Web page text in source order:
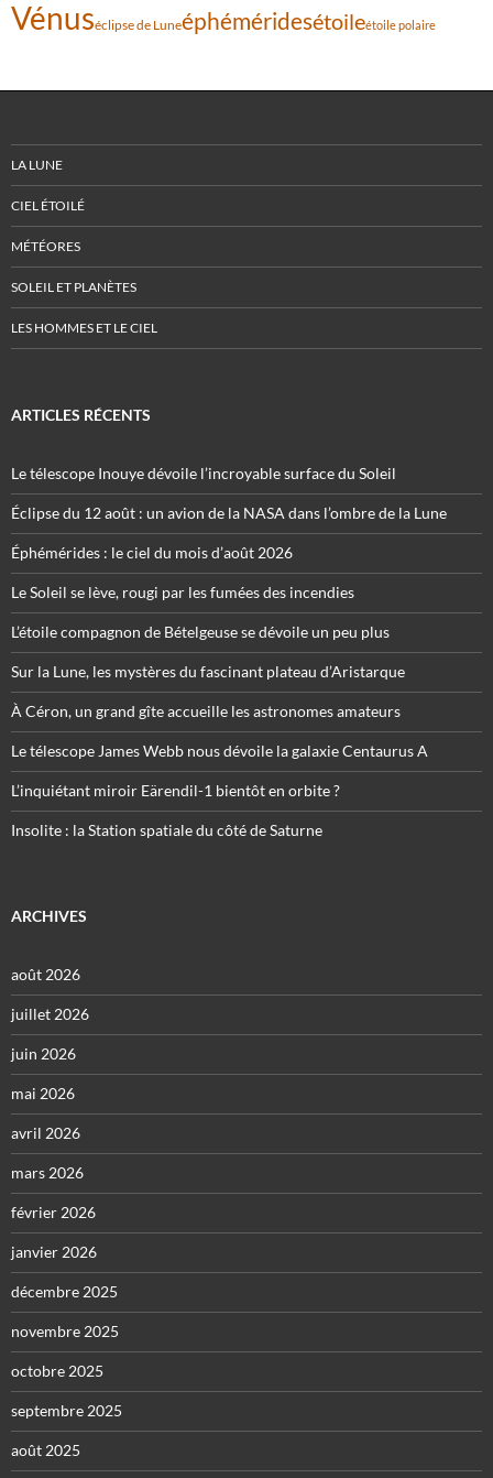
Vénuséclipse de Luneéphéméridesétoileétoile polaire
LA LUNE
CIEL ÉTOILÉ
MÉTÉORES
SOLEIL ET PLANÈTES
LES HOMMES ET LE CIEL
ARTICLES RÉCENTS
Le télescope Inouye dévoile l’incroyable surface du Soleil
Éclipse du 12 août : un avion de la NASA dans l’ombre de la Lune
Éphémérides : le ciel du mois d’août 2026
Le Soleil se lève, rougi par les fumées des incendies
L’étoile compagnon de Bételgeuse se dévoile un peu plus
Sur la Lune, les mystères du fascinant plateau d’Aristarque
À Céron, un grand gîte accueille les astronomes amateurs
Le télescope James Webb nous dévoile la galaxie Centaurus A
L’inquiétant miroir Eärendil-1 bientôt en orbite ?
Insolite : la Station spatiale du côté de Saturne
ARCHIVES
août 2026
juillet 2026
juin 2026
mai 2026
avril 2026
mars 2026
février 2026
janvier 2026
décembre 2025
novembre 2025
octobre 2025
septembre 2025
août 2025